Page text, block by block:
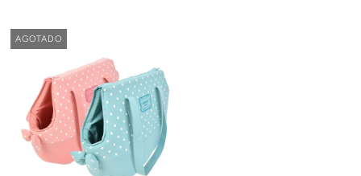
AGOTADO